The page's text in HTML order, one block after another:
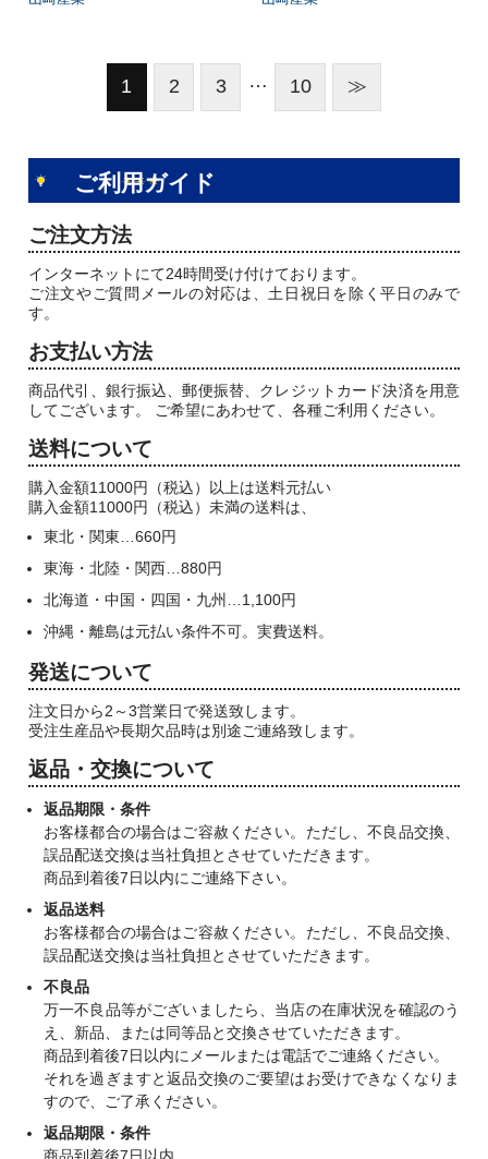
1 2 3 … 10 ≫
ご利用ガイド
ご注文方法
インターネットにて24時間受け付けております。
ご注文やご質問メールの対応は、土日祝日を除く平日のみで
す。
お支払い方法
商品代引、銀行振込、郵便振替、クレジットカード決済を用意
してございます。 ご希望にあわせて、各種ご利用ください。
送料について
購入金額11000円（税込）以上は送料元払い
購入金額11000円（税込）未満の送料は、
東北・関東…660円
東海・北陸・関西…880円
北海道・中国・四国・九州…1,100円
沖縄・離島は元払い条件不可。実費送料。
発送について
注文日から2～3営業日で発送致します。
受注生産品や長期欠品時は別途ご連絡致します。
返品・交換について
返品期限・条件
お客様都合の場合はご容赦ください。ただし、不良品交換、
誤品配送交換は当社負担とさせていただきます。
商品到着後7日以内にご連絡下さい。
返品送料
お客様都合の場合はご容赦ください。ただし、不良品交換、
誤品配送交換は当社負担とさせていただきます。
不良品
万一不良品等がございましたら、当店の在庫状況を確認のう
え、新品、または同等品と交換させていただきます。
商品到着後7日以内にメールまたは電話でご連絡ください。
それを過ぎますと返品交換のご要望はお受けできなくなりま
すので、ご了承ください。
返品期限・条件
商品到着後7日以内